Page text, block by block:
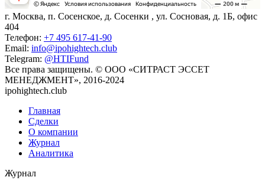
г. Москва, п. Сосенское, д. Сосенки , ул. Сосновая, д. 1Б, офис
404
Телефон: +7 495 617-41-90
Email: info@ipohightech.club
Telegram: @HTIFund
Все права защищены. © ООО «СИТРАСТ ЭССЕТ
МЕНЕДЖМЕНТ», 2016-2024
ipohightech.club
Главная
Сделки
О компании
Журнал
Аналитика
Журнал